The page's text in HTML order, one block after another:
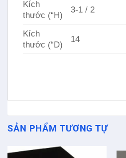
Kích
thước (“H)
3-1 / 2
Kích
thước (“D)
14
SẢN PHẨM TƯƠNG TỰ